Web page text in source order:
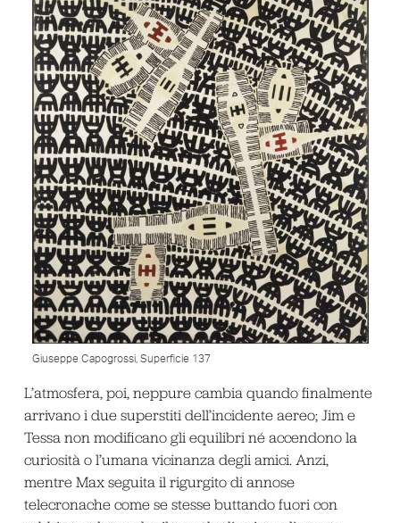
Giuseppe Capogrossi, Superficie 137
L’atmosfera, poi, neppure cambia quando finalmente
arrivano i due superstiti dell’incidente aereo; Jim e
Tessa non modificano gli equilibri né accendono la
curiosità o l’umana vicinanza degli amici. Anzi,
mentre Max seguita il rigurgito di annose
telecronache come se stesse buttando fuori con